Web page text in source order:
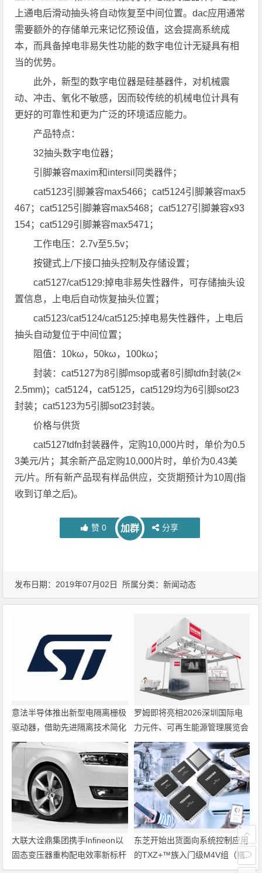
上通电后滑动抽头将自动恢复至中间位置。dac应用通常
需要额外的存储单元来记忆预设值，这会提高系统成
本，而具备掉电非易失性功能的数字电位计无疑具有相
当的优势。
此外，新型的数字电位器是硅基器件，对机械震
动、冲击、氧化不敏感，因而较传统的机械电位计具有
更好的可靠性和更为广泛的环境适应能力。
产品特点：
32抽头数字电位器；
引脚兼容maxim和intersil同类器件；
cat5123引脚兼容max5466；cat5124引脚兼容max5
467；cat5125引脚兼容max5468；cat5127引脚兼容x93
154；cat5129引脚兼容max5471；
工作电压：2.7v至5.5v；
按键式上/下接口抽头控制及存储设置；
cat5127/cat5129:掉电非易失性器件，可存储抽头设
置信息，上电后自动恢复抽头位置；
cat5123/cat5124/cat5125:掉电易失性器件，上电后
抽头自动复位于中间位置；
阻值：10kω，50kω，100kω；
封装：cat5127为8引脚msop或者8引脚tdfn封装(2×
2.5mm)；cat5124，cat5125，cat5129均为6引脚sot23
封装；cat5123为5引脚sot23封装。
价格与供货
cat5127tdfn封装器件，定购10,000片时，单价为0.5
3美元/片；其余新产品定购10,000片时，单价为0.43美
元/片。所有新产品现有样品供应，交货期预计为10周(指
收到订单之后)。
赞 0 加群 分享
发布日期：2019年07月02日 所属分类：新闻动态
意法半导体推出新型电隔离栅极
驱动器，借助先进隔离技术简化
电源设计
罗姆即将亮相2026深圳国际电
力元件、可再生能源管理展览会
暨研讨会
大联大诠鼎集团携手Infineon以
固态变压器重构配电效率新标杆
东芝开始出货面向系统控制应用
的TXZ+™族入门级M4V组（搭
载Arm Cortex‑M4内核的标准微